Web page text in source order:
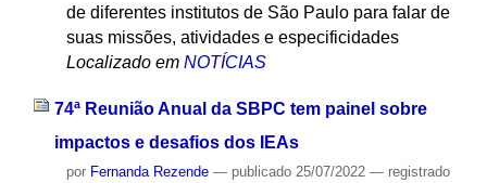
de diferentes institutos de São Paulo para falar de
suas missões, atividades e especificidades
Localizado em NOTÍCIAS
74ª Reunião Anual da SBPC tem painel sobre
impactos e desafios dos IEAs
por Fernanda Rezende — publicado25/07/2022 — registrado